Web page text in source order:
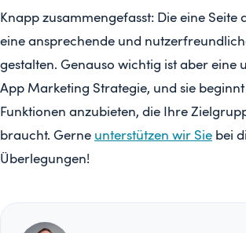
Knapp zusammengefasst: Die eine Seite
eine ansprechende und
gestalten. Genauso wichtig ist aber eine
App Marketing Strategie, und sie
Funktionen anzubieten, die Ihre
braucht. Gerne unterstützen wir Sie bei
Überlegungen!